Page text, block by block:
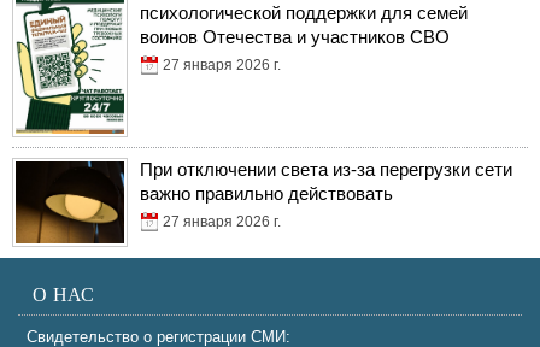
психологической поддержки для семей
воинов Отечества и участников СВО
27 января 2026 г.
При отключении света из-за перегрузки сети
важно правильно действовать
27 января 2026 г.
О НАС
Свидетельство о регистрации СМИ: